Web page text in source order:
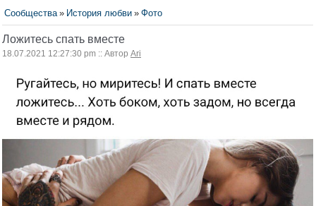
Сообщества » История любви » Фото
Ложитесь спать вместе
18.07.2021 12:27:30 pm :: Автор Ari